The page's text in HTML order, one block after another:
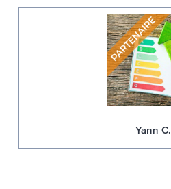
Yann C.